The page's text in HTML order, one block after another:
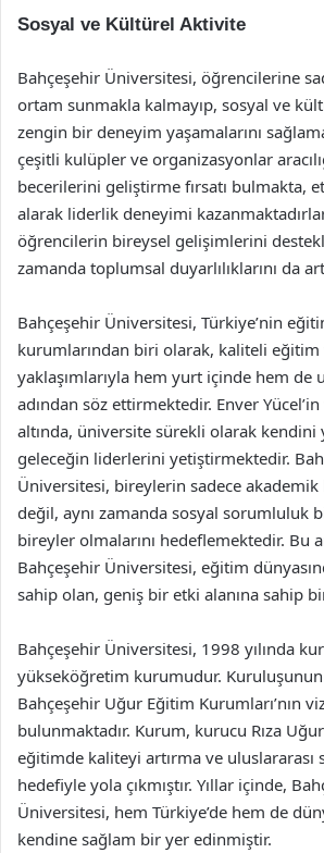
Sosyal ve Kültürel Aktivite
Bahçeşehir Üniversitesi, öğrencilerine
ortam sunmakla kalmayıp, sosyal ve
zengin bir deneyim yaşamalarını
çeşitli kulüpler ve organizasyonlar
becerilerini geliştirme fırsatı bulmakta,
alarak liderlik deneyimi
öğrencilerin bireysel gelişimlerini
zamanda toplumsal duyarlılıklarını da
Bahçeşehir Üniversitesi, Türkiye’nin
kurumlarından biri olarak, kaliteli eğitim
yaklaşımlarıyla hem yurt içinde hem de
adından söz ettirmektedir. Enver
altında, üniversite sürekli olarak kendini
geleceğin liderlerini yetiştirmektedir.
Üniversitesi, bireylerin sadece
değil, aynı zamanda sosyal sorumluluk
bireyler olmalarını hedeflemektedir. Bu
Bahçeşehir Üniversitesi, eğitim
sahip olan, geniş bir etki alanına sahip
Bahçeşehir Üniversitesi, 1998 yılında
yükseköğretim kurumudur. Kuruluşunun
Bahçeşehir Uğur Eğitim Kurumları’nın
bulunmaktadır. Kurum, kurucu Rıza
eğitimde kaliteyi artırma ve uluslararası
hedefiyle yola çıkmıştır. Yıllar içinde,
Üniversitesi, hem Türkiye’de hem de
kendine sağlam bir yer edinmiştir.